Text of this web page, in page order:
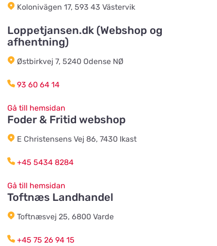
Landhandlen / Gappay
Ebstrupvej 60
Salling Grovvare - Brodal
Salling Grovvare
M. P. Stisens Vej 17
Bonnie Dyrecenter Esbjerg
Strandby Kirkevej 138
Kolonivägen 17, 593 43 Västervik
Loppetjansen.dk (Webshop og
afhentning)
Østbirkvej 7, 5240 Odense NØ
93 60 64 14
Gå till hemsidan
Foder & Fritid webshop
E Christensens Vej 86, 7430 Ikast
+45 5434 8284
Gå till hemsidan
Toftnæs Landhandel
Toftnæsvej 25, 6800 Varde
+45 75 26 94 15